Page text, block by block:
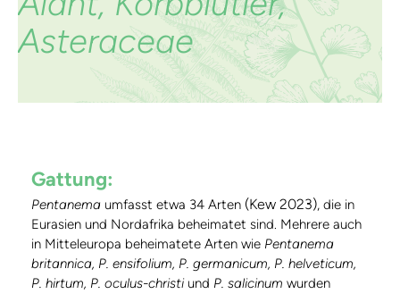
Asteraceae
Gattung:
Pentanema umfasst etwa 34 Arten (Kew 2023), die in
Eurasien und Nordafrika beheimatet sind. Mehrere auch
in Mitteleuropa beheimatete Arten wie Pentanema
britannica, P. ensifolium, P. germanicum, P. helveticum,
P. hirtum, P. oculus-christiund P. salicinum wurden